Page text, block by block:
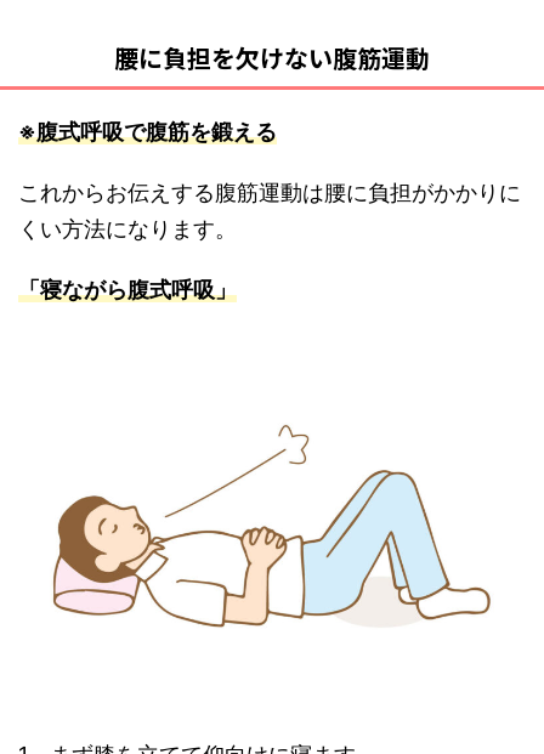
腰に負担を欠けない腹筋運動
※腹式呼吸で腹筋を鍛える
これからお伝えする腹筋運動は腰に負担がかかりに
くい方法になります。
「寝ながら腹式呼吸」